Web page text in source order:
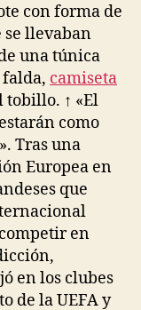
con forma de
se llevaban
una túnica
camiseta
tobillo. ↑ «El
como
Tras una
Europea en
que
en
en los clubes
de la UEFA y